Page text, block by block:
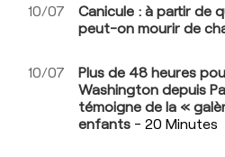
10/07
Canicule : à partir de
peut-on mourir de
10/07
Plus de 48 heures
Washington depuis
témoigne de la «
enfants - 20 Minutes